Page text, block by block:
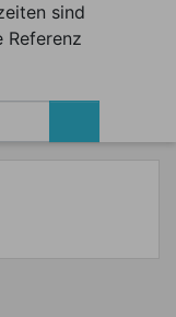
sind
Referenz